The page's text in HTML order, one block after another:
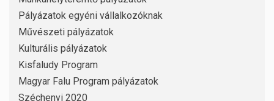
Pályázatok egyéni vállalkozóknak
Művészeti pályázatok
Kulturális pályázatok
Kisfaludy Program
Magyar Falu Program pályázatok
Széchenyi 2020